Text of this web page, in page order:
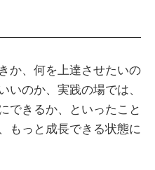
か、何を上達させたいの
いのか、実践の場では、
できるか、といったこと
もっと成長できる状態に